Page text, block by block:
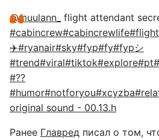
@muulann_ flight attendant
#cabincrew#cabincrewlife
✈️#ryanair#sky#fyp#fy#fypシ
#trend#viral#tiktok#explore#pt
#??
#humor#notforyou#xcyzba
original sound - 00.13.h
Ранее Главред писал о том,